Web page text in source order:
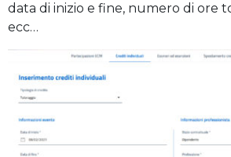
data di inizio e fine, numero di ore
ecc…